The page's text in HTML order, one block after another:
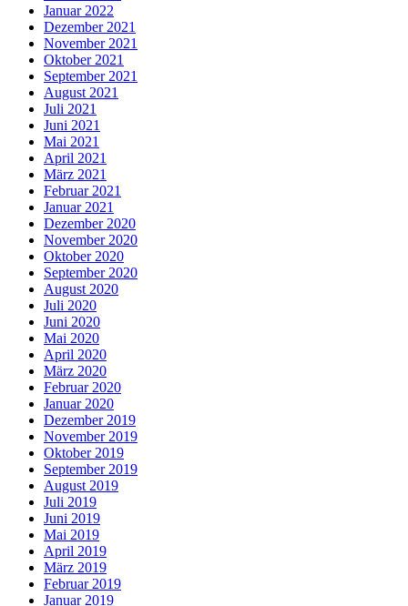
Januar 2022
Dezember 2021
November 2021
Oktober 2021
September 2021
August 2021
Juli 2021
Juni 2021
Mai 2021
April 2021
März 2021
Februar 2021
Januar 2021
Dezember 2020
November 2020
Oktober 2020
September 2020
August 2020
Juli 2020
Juni 2020
Mai 2020
April 2020
März 2020
Februar 2020
Januar 2020
Dezember 2019
November 2019
Oktober 2019
September 2019
August 2019
Juli 2019
Juni 2019
Mai 2019
April 2019
März 2019
Februar 2019
Januar 2019